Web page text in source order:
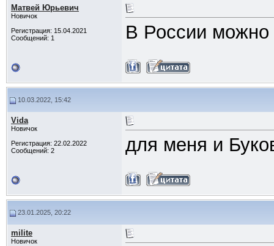
Матвей Юрьевич
Новичок
Регистрация: 15.04.2021
Сообщений: 1
В России можно
10.03.2022, 15:42
Vida
Новичок
Регистрация: 22.02.2022
Сообщений: 2
для меня и
23.01.2025, 20:22
milite
Новичок